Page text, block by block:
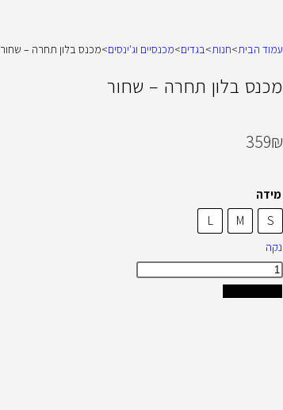
עמוד הבית>חנות>בגדים>מכנסיים וג'ינסים>מכנס בלון תחרה – שחור
מכנס בלון תחרה – שחור
359₪
מידה
S
M
L
נקה